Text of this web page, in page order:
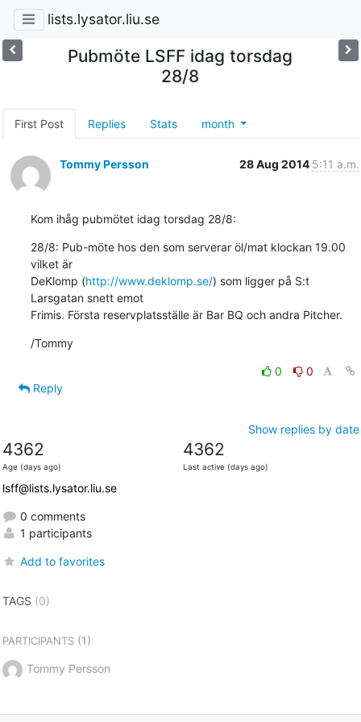
lists.lysator.liu.se
Pubmöte LSFF idag torsdag
28/8
First Post Replies Stats month
Tommy Persson 28 Aug 2014 5:11 a.m.
Kom ihåg pubmötet idag torsdag 28/8:
28/8: Pub-möte hos den som serverar öl/mat klockan 19.00
vilket är
DeKlomp (http://www.deklomp.se/) som ligger på S:t
Larsgatan snett emot
Frimis. Första reservplatsställe är Bar BQ och andra Pitcher.
/Tommy
0
0
Reply
Show replies by date
4362
Age (days ago)
4362
Last active (days ago)
lsff@lists.lysator.liu.se
0 comments
1 participants
Add to favorites
TAGS (0)
PARTICIPANTS(1)
Tommy Persson